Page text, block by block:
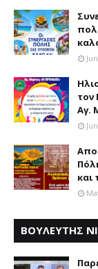
τον
Αγ.
και
ΒΟΥΛΕΥΤΗΣ